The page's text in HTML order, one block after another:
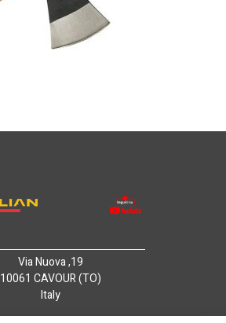
Via Nuova ,19
10061 CAVOUR (TO)
Italy